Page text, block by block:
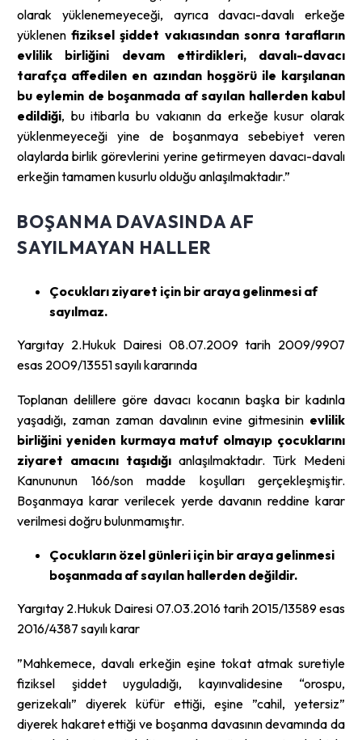
olarak yüklenemeyeceği, ayrıca davacı-davalı erkeğe
yüklenenfiziksel şiddet vakıasından sonra tarafların
evlilik birliğini devam ettirdikleri, davalı-davacı
tarafça affedilen en azından hoşgörü ile karşılanan
bu eylemin de boşanmada af sayılan hallerden kabul
edildiği, bu itibarla bu vakıanın da erkeğe kusur olarak
yüklenmeyeceği yine de boşanmaya sebebiyet veren
olaylarda birlik görevlerini yerine getirmeyen davacı-davalı
erkeğin tamamen kusurlu olduğu anlaşılmaktadır.”
BOŞANMA DAVASINDA AF
SAYILMAYAN HALLER
Çocukları ziyaret için bir araya gelinmesi af
sayılmaz.
Yargıtay 2.Hukuk Dairesi 08.07.2009 tarih 2009/9907
esas 2009/13551 sayılı kararında
Toplanan delillere göre davacı kocanın başka bir kadınla
yaşadığı, zaman zaman davalının evine gitmesinin evlilik
birliğini yeniden kurmaya matuf olmayıp çocuklarını
ziyaret amacını taşıdığı anlaşılmaktadır. Türk Medeni
Kanununun 166/son madde koşulları gerçekleşmiştir.
Boşanmaya karar verilecek yerde davanın reddine karar
verilmesi doğru bulunmamıştır.
Çocukların özel günleri için bir araya gelinmesi
boşanmada af sayılan hallerden değildir.
Yargıtay 2.Hukuk Dairesi 07.03.2016 tarih 2015/13589 esas
2016/4387 sayılı karar
”Mahkemece, davalı erkeğin eşine tokat atmak suretiyle
fiziksel şiddet uyguladığı, kayınvalidesine “orospu,
gerizekalı” diyerek küfür ettiği, eşine ”cahil, yetersiz”
diyerek hakaret ettiği ve boşanma davasının devamında da